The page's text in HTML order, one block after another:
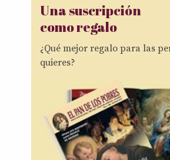
Una suscripción
como regalo
¿Qué mejor regalo para las
quieres?